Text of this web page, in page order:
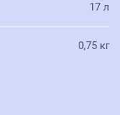
17 л
0,75 кг